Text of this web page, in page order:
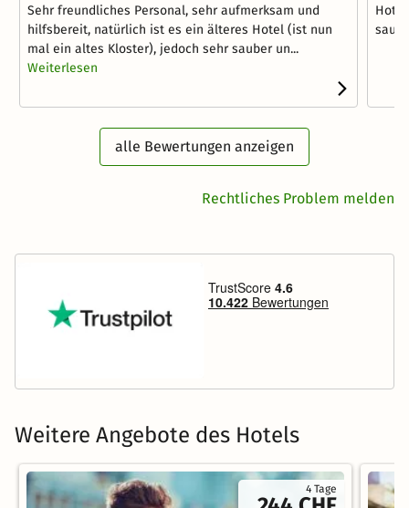
Sehr freundliches Personal, sehr aufmerksam und
hilfsbereit, natürlich ist es ein älteres Hotel (ist nun
mal ein altes Kloster), jedoch sehr sauber un...
Weiterlesen
alle Bewertungen anzeigen
Rechtliches Problem melden
Weitere Angebote des Hotels
4 Tage